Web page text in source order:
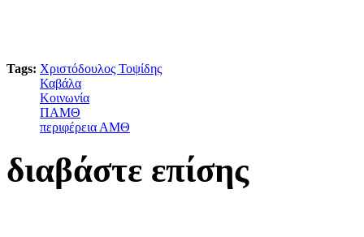
Tags: Χριστόδουλος Τοψίδης
Καβάλα
Κοινωνία
ΠΑΜΘ
περιφέρεια ΑΜΘ
διαβάστε επίσης